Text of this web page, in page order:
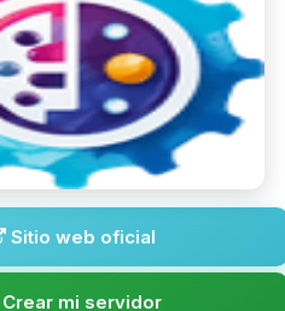
Sitio web oficial
Crear mi servidor